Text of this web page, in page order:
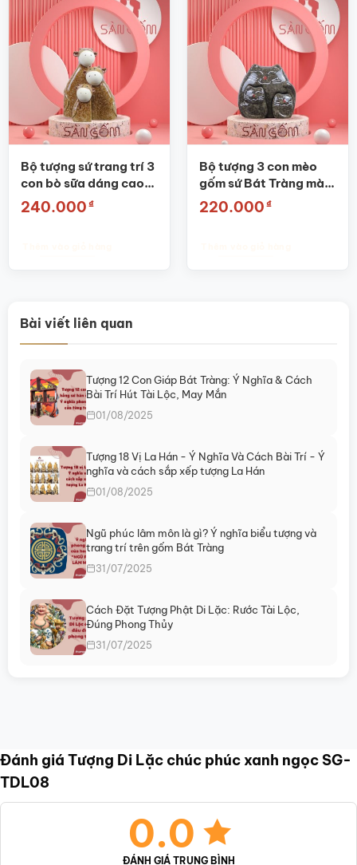
Bộ tượng sứ trang trí 3
con bò sữa dáng cao
màu nâu SG-TT08
240.000 ₫
Bộ tượng 3 con mèo
gốm sứ Bát Tràng màu
đen SG-TT10
220.000 ₫
Bài viết liên quan
Tượng 12 Con Giáp Bát Tràng: Ý Nghĩa & Cách
Bài Trí Hút Tài Lộc, May Mắn
01/08/2025
Tượng 18 Vị La Hán - Ý Nghĩa Và Cách Bài Trí - Ý
nghĩa và cách sắp xếp tượng La Hán
01/08/2025
Ngũ phúc lâm môn là gì? Ý nghĩa biểu tượng và
trang trí trên gốm Bát Tràng
31/07/2025
Cách Đặt Tượng Phật Di Lặc: Rước Tài Lộc,
Đúng Phong Thủy
31/07/2025
Đánh giá Tượng Di Lặc chúc phúc xanh ngọc SG-
TDL08
0.0
ĐÁNH GIÁ TRUNG BÌNH